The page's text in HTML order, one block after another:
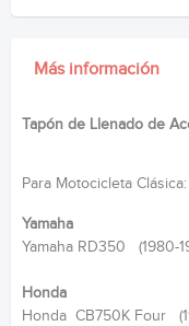
Más información
Tapón de Llenado de
Para Motocicleta Clásica:
Yamaha
Yamaha RD350 (1980-
Honda
Honda CB750K Four